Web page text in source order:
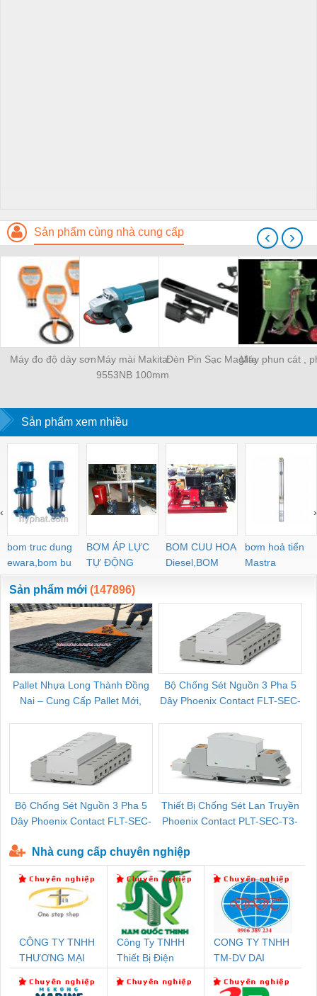
Sản phẩm cùng nhà cung cấp
Máy đo độ dày sơnMáy mài Makita
9553NB 100mm
Đèn Pin Sạc MagliteMáy phun cát ,
‹ ›
Sản phẩm xem nhiều
bom truc dung
ewara,bom bu
ewara
BƠM ÁP LỰC
TỰ ĐỘNG
BOM CUU HOA
Diesel,BOM
CHUA CHAY
bơm hoả tiển
Mastra
‹ ›
Sản phẩm mới (147896)
Pallet Nhựa Long Thành Đồng
Nai – Cung Cấp Pallet Mới,
Bộ Chống Sét Nguồn 3 Pha 5
Dây Phoenix Contact FLT-SEC-
Bộ Chống Sét Nguồn 3 Pha 5
Dây Phoenix Contact FLT-SEC-
Thiết Bị Chống Sét Lan Truyền
Phoenix Contact PLT-SEC-T3-
Nhà cung cấp chuyên nghiệp
CÔNG TY TNHH
THƯƠNG MẠI
NAM
Công Ty TNHH
Thiết Bị Điện
CONG TY TNHH
TM-DV DAI